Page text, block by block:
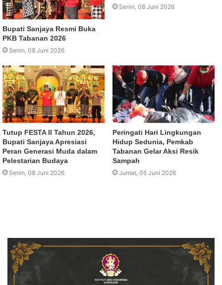
Bupati Sanjaya Resmi Buka
PKB Tabanan 2026
Senin, 08 Juni 2026
Senin, 08 Juni 2026
Tutup FESTA II Tahun 2026,
Bupati Sanjaya Apresiasi
Peran Generasi Muda dalam
Pelestarian Budaya
Senin, 08 Juni 2026
Peringati Hari Lingkungan
Hidup Sedunia, Pemkab
Tabanan Gelar Aksi Resik
Sampah
Jumat, 05 Juni 2026